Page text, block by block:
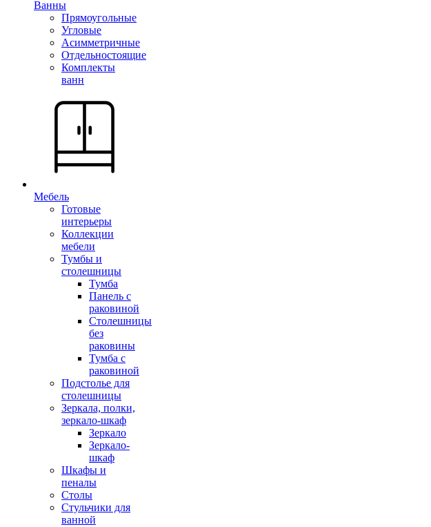
Ванны
Прямоугольные
Угловые
Асимметричные
Отдельностоящие
Комплекты
ванн
Мебель
Готовые
интерьеры
Коллекции
мебели
Тумбы и
столешницы
Тумба
Панель с
раковиной
Столешницы
без
раковины
Тумба с
раковиной
Подстолье для
столешницы
Зеркала, полки,
зеркало-шкаф
Зеркало
Зеркало-
шкаф
Шкафы и
пеналы
Столы
Стульчики для
ванной